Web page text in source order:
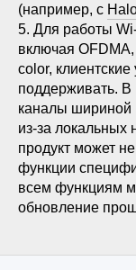
(например, с
5. Для работы
включая
color,
поддерживать. В
каналы шириной
из-за
продукт может
функции
всем функциям
обновление